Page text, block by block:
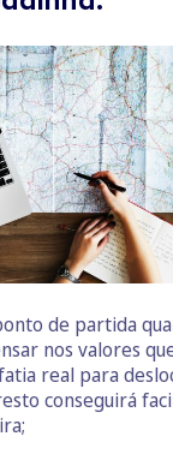
de partida
nos valores
real para
conseguirá